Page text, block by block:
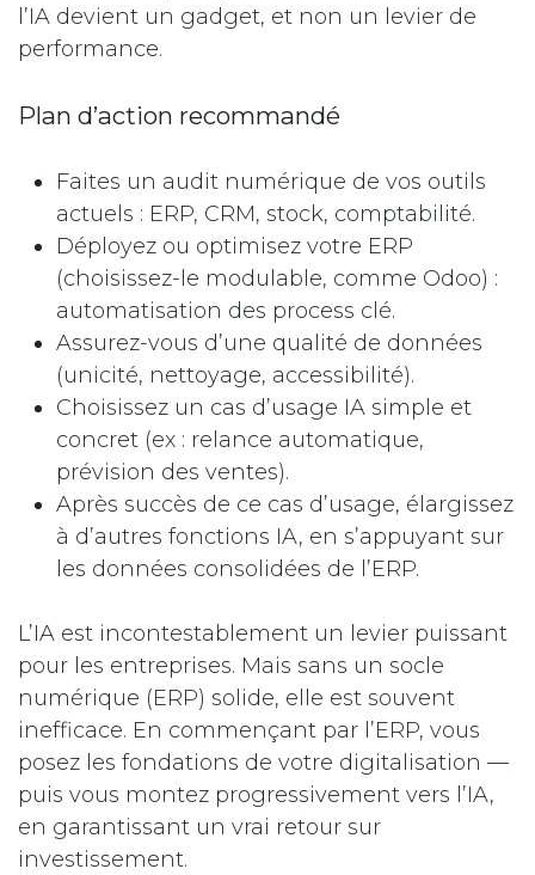
l’IA devient un gadget, et non un levier de
performance.
Plan d’action recommandé
Faites un audit numérique de vos outils
actuels : ERP, CRM, stock, comptabilité.
Déployez ou optimisez votre ERP
(choisissez-le modulable, comme Odoo) :
automatisation des process clé.
Assurez-vous d’une qualité de données
(unicité, nettoyage, accessibilité).
Choisissez un cas d’usage IA simple et
concret (ex : relance automatique,
prévision des ventes).
Après succès de ce cas d’usage, élargissez
à d’autres fonctions IA, en s’appuyant sur
les données consolidées de l’ERP.
L’IA est incontestablement un levier puissant
pour les entreprises. Mais sans un socle
numérique (ERP) solide, elle est souvent
inefficace. En commençant par l’ERP, vous
posez les fondations de votre digitalisation —
puis vous montez progressivement vers l’IA,
en garantissant un vrai retour sur
investissement.